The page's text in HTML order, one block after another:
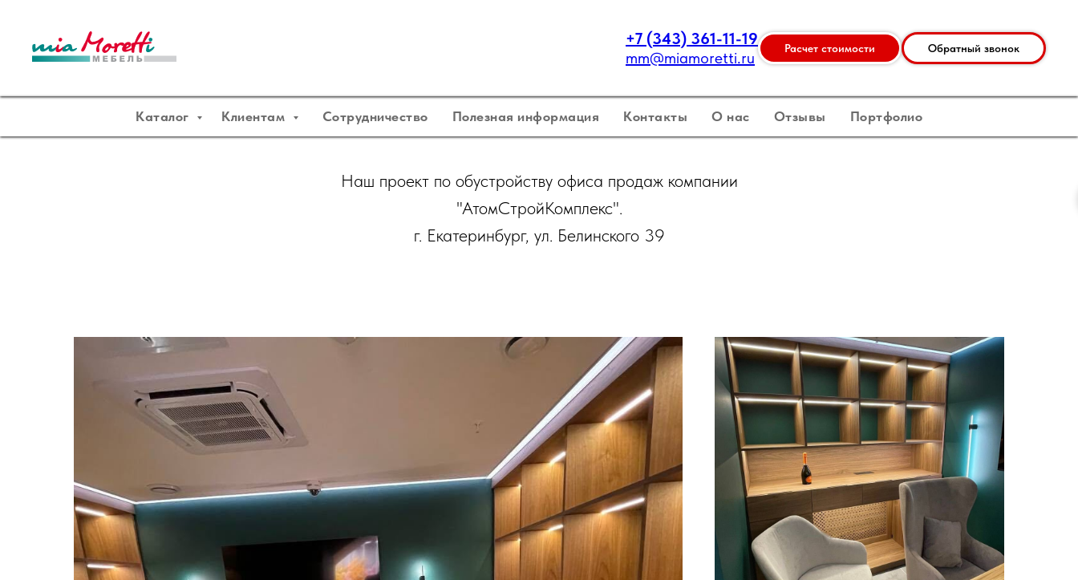
+7 (343) 361-11-19
mm@miamoretti.ru
Расчет стоимости Обратный звонок
Каталог Клиентам Сотрудничество Полезная информация Контакты О нас Отзывы Портфолио
Наш проект по обустройству офиса продаж компании
"АтомСтройКомплекс".
г. Екатеринбург, ул. Белинского 39